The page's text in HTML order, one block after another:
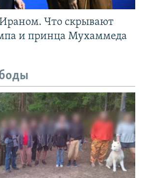
Что скрывают
и принца Мухаммеда